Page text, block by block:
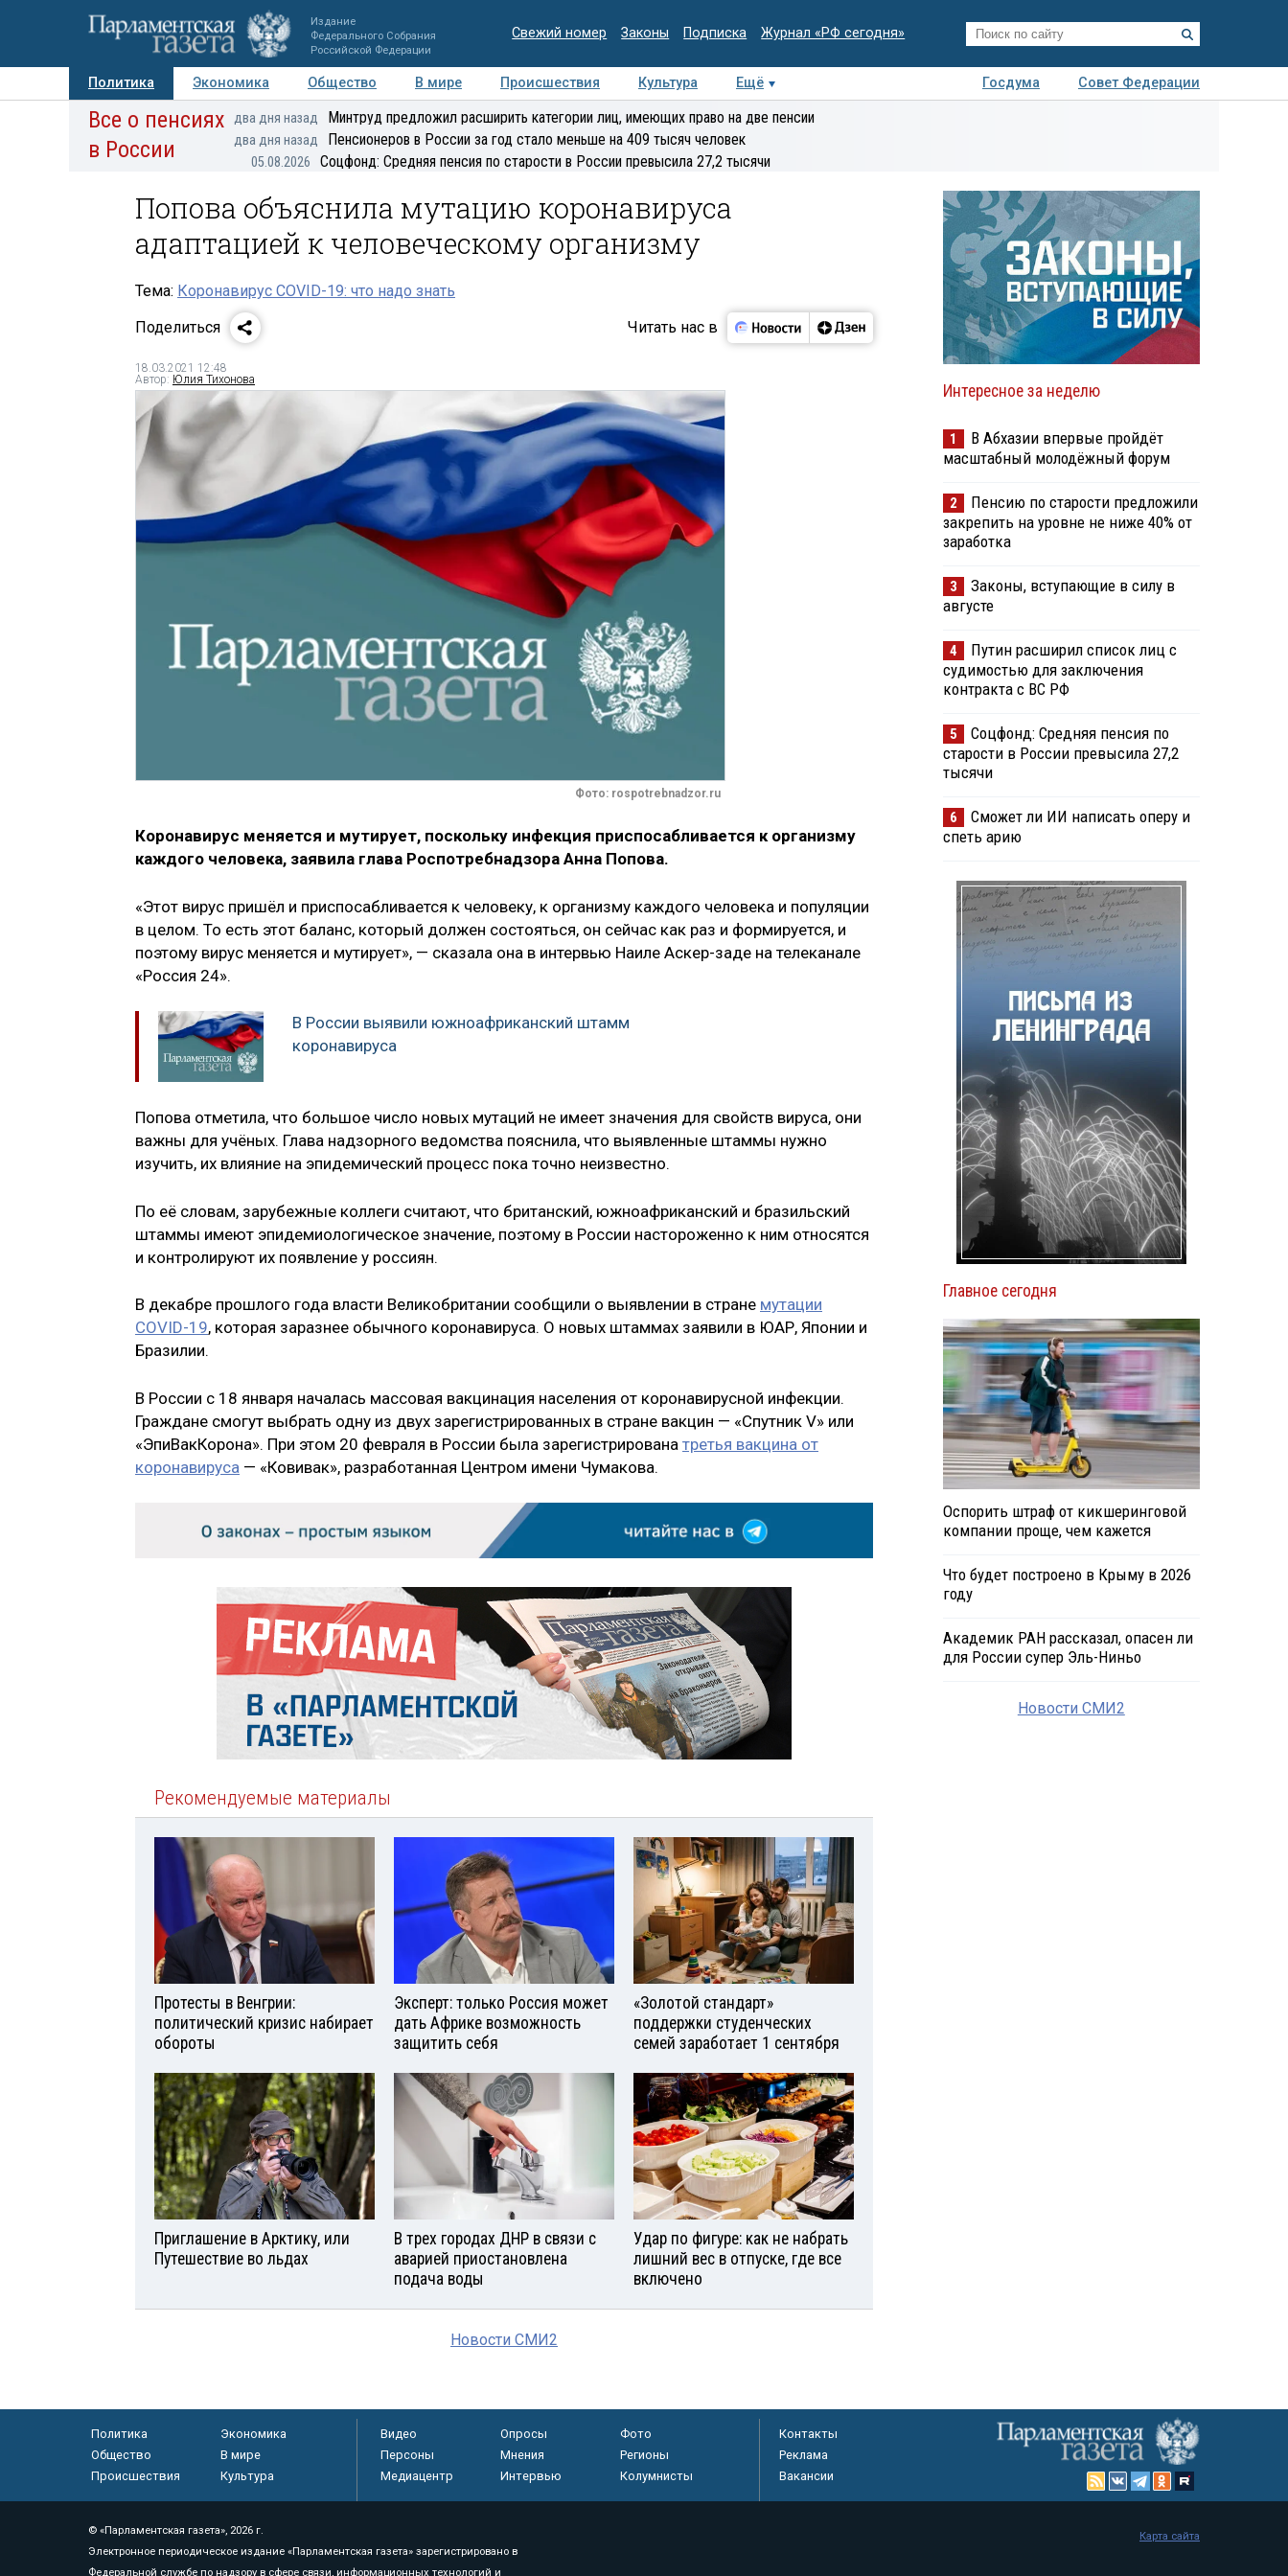
Издание
Федерального Собрания
Российской Федерации
Свежий номер Законы Подписка Журнал «РФ сегодня»
Политика Экономика Общество В мире Происшествия Культура Ещё Госдума
Совет Федерации
Авторы Персоны Мнения Регионы Медиацентр Интервью Колумнисты
Деловая
Все о пенсиях
в России
два дня назад Минтруд предложил расширить категории лиц, имеющих право на две пенсии
два дня назад Пенсионеров в России за год стало меньше на 409 тысяч человек
05.08.2026 Соцфонд: Средняя пенсия по старости в России превысила 27,2 тысячи
Попова объяснила мутацию коронавируса
адаптацией к человеческому организму
Тема: Коронавирус COVID-19: что надо знать
Поделиться
Читать нас в
18.03.2021 12:48
Автор: Юлия Тихонова
Фото: rospotrebnadzor.ru
Коронавирус меняется и мутирует, поскольку инфекция приспосабливается к организму
каждого человека, заявила глава Роспотребнадзора Анна Попова.
«Этот вирус пришёл и приспосабливается к человеку, к организму каждого человека и популяции
в целом. То есть этот баланс, который должен состояться, он сейчас как раз и формируется, и
поэтому вирус меняется и мутирует», — сказала она в интервью Наиле Аскер-заде на телеканале
«Россия 24».
В России выявили южноафриканский штамм
коронавируса
Попова отметила, что большое число новых мутаций не имеет значения для свойств вируса, они
важны для учёных. Глава надзорного ведомства пояснила, что выявленные штаммы нужно
изучить, их влияние на эпидемический процесс пока точно неизвестно.
По её словам, зарубежные коллеги считают, что британский, южноафриканский и бразильский
штаммы имеют эпидемиологическое значение, поэтому в России настороженно к ним относятся
и контролируют их появление у россиян.
В декабре прошлого года власти Великобритании сообщили о выявлении в стране мутации
COVID-19, которая заразнее обычного коронавируса. О новых штаммах заявили в ЮАР, Японии и
Бразилии.
В России с 18 января началась массовая вакцинация населения от коронавирусной инфекции.
Граждане смогут выбрать одну из двух зарегистрированных в стране вакцин — «Спутник V» или
«ЭпиВакКорона». При этом 20 февраля в России была зарегистрирована третья вакцина от
коронавируса — «Ковивак», разработанная Центром имени Чумакова.
Рекомендуемые материалы
Протесты в Венгрии:
политический кризис набирает
обороты
Эксперт: только Россия может
дать Африке возможность
защитить себя
«Золотой стандарт»
поддержки студенческих
семей заработает 1 сентября
Приглашение в Арктику, или
Путешествие во льдах
В трех городах ДНР в связи с
аварией приостановлена
подача воды
Удар по фигуре: как не набрать
лишний вес в отпуске, где все
включено
Новости СМИ2
Интересное за неделю
1
В Абхазии впервые пройдёт
масштабный молодёжный форум
2
Пенсию по старости предложили
закрепить на уровне не ниже 40% от
заработка
3
Законы, вступающие в силу в
августе
4
Путин расширил список лиц с
судимостью для заключения
контракта с ВС РФ
5
Соцфонд: Средняя пенсия по
старости в России превысила 27,2
тысячи
6
Сможет ли ИИ написать оперу и
спеть арию
Главное сегодня
Оспорить штраф от кикшеринговой
компании проще, чем кажется
Что будет построено в Крыму в 2026
году
Академик РАН рассказал, опасен ли
для России супер Эль-Ниньо
Новости СМИ2
Политика
Экономика
Общество
В мире
Происшествия
Культура
Видео Опросы
Фото
Персоны
Мнения
Регионы
Медиацентр
Интервью Колумнисты
Контакты
Реклама
Вакансии
© «Парламентская газета», 2026 г.
Электронное периодическое издание «Парламентская газета» зарегистрировано в
Федеральной службе по надзору в сфере связи, информационных технологий и
Карта сайта